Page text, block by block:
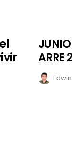
ARRE